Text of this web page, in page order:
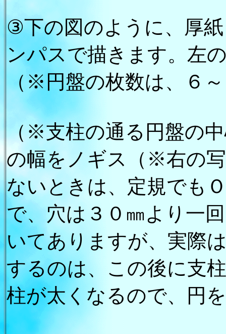
③下の図のように、厚
ンパスで描きます。左
（※円盤の枚数は、６
（※支柱の通る円盤の
の幅をノギス（※右の
ないときは、定規でも
で、穴は３０㎜より一
いてありますが、実際
するのは、この後に支
柱が太くなるので、円